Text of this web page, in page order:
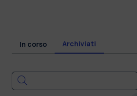
In corso Archiviati